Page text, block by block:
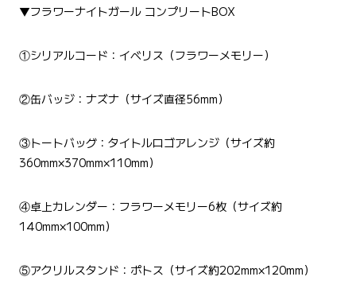
▼フラワーナイトガール コンプリートBOX
①シリアルコード：イベリス（フラワーメモリー）
②缶バッジ：ナズナ（サイズ直径56mm）
③トートバッグ：タイトルロゴアレンジ（サイズ約
360mm×370mm×110mm）
④卓上カレンダー：フラワーメモリー6枚（サイズ約
140mm×100mm）
⑤アクリルスタンド：ポトス（サイズ約202mm×120mm）